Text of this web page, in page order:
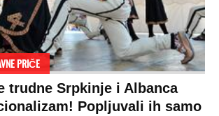
PRIČE
trudne Srpkinje i Albanca
Popljuvali ih samo